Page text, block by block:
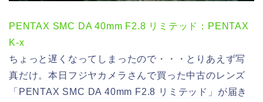
PENTAX SMC DA 40mm F2.8 リミテッド：PENTAX
K-x
ちょっと遅くなってしまったので・・・とりあえず写
真だけ。本日フジヤカメラさんで買った中古のレンズ
「PENTAX SMC DA 40mm F2.8 リミテッド」が届き